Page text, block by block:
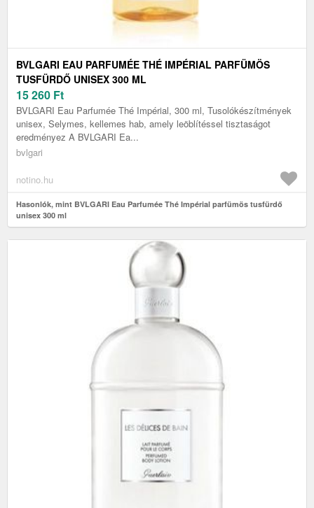
BVLGARI EAU PARFUMÉE THÉ IMPÉRIAL PARFÜMÖS
TUSFÜRDŐ UNISEX 300 ML
15 260 Ft
BVLGARI Eau Parfumée Thé Impérial, 300 ml, Tusolókészítmények
unisex, Selymes, kellemes hab, amely leöblítéssel tisztaságot
eredményez A BVLGARI Ea...
bvlgari
notino.hu
Hasonlók, mint BVLGARI Eau Parfumée Thé Impérial parfümös tusfürdő
unisex 300 ml